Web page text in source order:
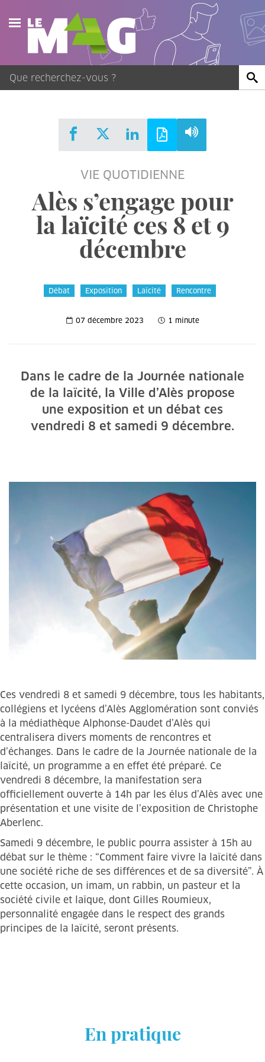
Actualités
Agenda
Publications
VIE QUOTIDIENNE
Alès s’engage pour
la laïcité ces 8 et 9
décembre
Débat Exposition Laïcité Rencontre
07 décembre 2023 1 minute
Dans le cadre de la Journée nationale
de la laïcité, la Ville d’Alès propose
une exposition et un débat ces
vendredi 8 et samedi 9 décembre.
Ces vendredi 8 et samedi 9 décembre, tous les habitants,
collégiens et lycéens d’Alès Agglomération sont conviés
à la médiathèque Alphonse-Daudet d’Alès qui
centralisera divers moments de rencontres et
d’échanges. Dans le cadre de la Journée nationale de la
laïcité, un programme a en effet été préparé. Ce
vendredi 8 décembre, la manifestation sera
officiellement ouverte à 14h par les élus d’Alès avec une
présentation et une visite de l’exposition de Christophe
Aberlenc.
Samedi 9 décembre, le public pourra assister à 15h au
débat sur le thème : “Comment faire vivre la laïcité dans
une société riche de ses différences et de sa diversité”. À
cette occasion, un imam, un rabbin, un pasteur et la
société civile et laïque, dont Gilles Roumieux,
personnalité engagée dans le respect des grands
principes de la laïcité, seront présents.
En pratique